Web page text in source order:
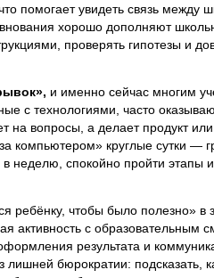
помогает увидеть связь между
хорошо дополняют
проверять гипотезы и
и именно сейчас многим
с технологиями, часто
вопросы, а делает продукт
компьютером» круглые сутки —
неделю, спокойно пройти этапы
ребёнку, чтобы было полезно» в
активность с образовательным
результата и
бюрократии: подсказать,